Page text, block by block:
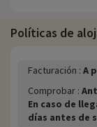
Políticas de
Facturación : A
Comprobar :
En caso de
días antes de